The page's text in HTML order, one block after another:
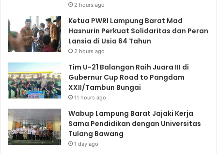
2 hours ago
Ketua PWRI Lampung Barat Mad
Hasnurin Perkuat Solidaritas dan Peran
Lansia di Usia 64 Tahun
2 hours ago
Tim U-21 Balangan Raih Juara III di
Gubernur Cup Road to Pangdam
XXII/Tambun Bungai
11 hours ago
Wabup Lampung Barat Jajaki Kerja
Sama Pendidikan dengan Universitas
Tulang Bawang
1 day ago